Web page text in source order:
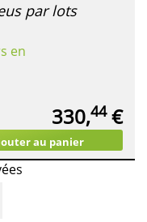
par lots
en
330,44€
au panier